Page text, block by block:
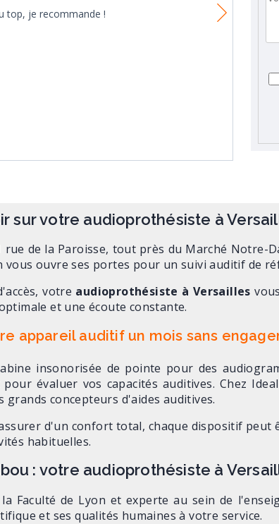
top, je recommande !
sur votre audioprothésiste à
rue de la Paroisse, tout près du Marché Notre-
vous ouvre ses portes pour un suivi auditif de
votre audioprothésiste à Versailles
et une écoute constante.
appareil auditif un mois sans
insonorisée de pointe pour des
évaluer vos capacités auditives. Chez
grands concepteurs d'aides auditives.
d'un confort total, chaque dispositif
habituelles.
: votre audioprothésiste à
Faculté de Lyon et experte au sein de
et ses qualités humaines à votre service.